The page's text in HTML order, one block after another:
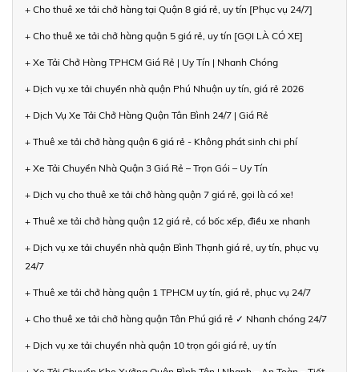
+ Cho thuê xe tải chở hàng tại Quận 8 giá rẻ, uy tín [Phục vụ 24/7]
+ Cho thuê xe tải chở hàng quận 5 giá rẻ, uy tín [GỌI LÀ CÓ XE]
+ Xe Tải Chở Hàng TPHCM Giá Rẻ | Uy Tín | Nhanh Chóng
+ Dịch vụ xe tải chuyển nhà quận Phú Nhuận uy tín, giá rẻ 2026
+ Dịch Vụ Xe Tải Chở Hàng Quận Tân Bình 24/7 | Giá Rẻ
+ Thuê xe tải chở hàng quận 6 giá rẻ - Không phát sinh chi phí
+ Xe Tải Chuyển Nhà Quận 3 Giá Rẻ – Trọn Gói – Uy Tín
+ Dịch vụ cho thuê xe tải chở hàng quận 7 giá rẻ, gọi là có xe!
+ Thuê xe tải chở hàng quận 12 giá rẻ, có bốc xếp, điều xe nhanh
+ Dịch vụ xe tải chuyển nhà quận Bình Thạnh giá rẻ, uy tín, phục vụ
24/7
+ Thuê xe tải chở hàng quận 1 TPHCM uy tín, giá rẻ, phục vụ 24/7
+ Cho thuê xe tải chở hàng quận Tân Phú giá rẻ ✓ Nhanh chóng 24/7
+ Dịch vụ xe tải chuyển nhà quận 10 trọn gói giá rẻ, uy tín